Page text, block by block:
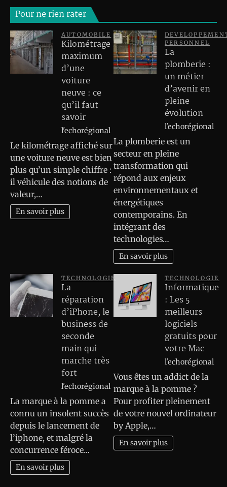
Pour ne rien rater
AUTOMOBILE
Kilométrage
maximum
d’une
voiture
neuve : ce
qu’il faut
savoir
l'echorégional
Le kilométrage affiché sur
une voiture neuve est bien
plus qu’un simple chiffre :
il véhicule des notions de
valeur,…
En savoir plus
PERSONNEL
La
plomberie :
un métier
d’avenir en
pleine
évolution
l'echorégional
La plomberie est un
secteur en pleine
transformation qui
répond aux enjeux
environnementaux et
énergétiques
contemporains. En
intégrant des
technologies…
En savoir plus
TECHNOLOGIE
La
réparation
d’iPhone, le
business de
seconde
main qui
marche très
fort
l'echorégional
La marque à la pomme a
connu un insolent succès
depuis le lancement de
l’iphone, et malgré la
concurrence féroce…
En savoir plus
TECHNOLOGIE
Informatique
: Les 5
meilleurs
logiciels
gratuits pour
votre Mac
l'echorégional
Vous êtes un addict de la
marque à la pomme ?
Pour profiter pleinement
de votre nouvel ordinateur
by Apple,…
En savoir plus